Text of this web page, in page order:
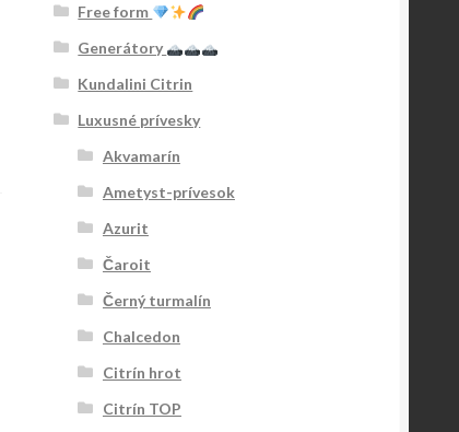
Free form
Generátory
Kundalini Citrin
Luxusné prívesky
Akvamarín
Ametyst-prívesok
Azurit
Čaroit
Černý turmalín
Chalcedon
Citrín hrot
Citrín TOP